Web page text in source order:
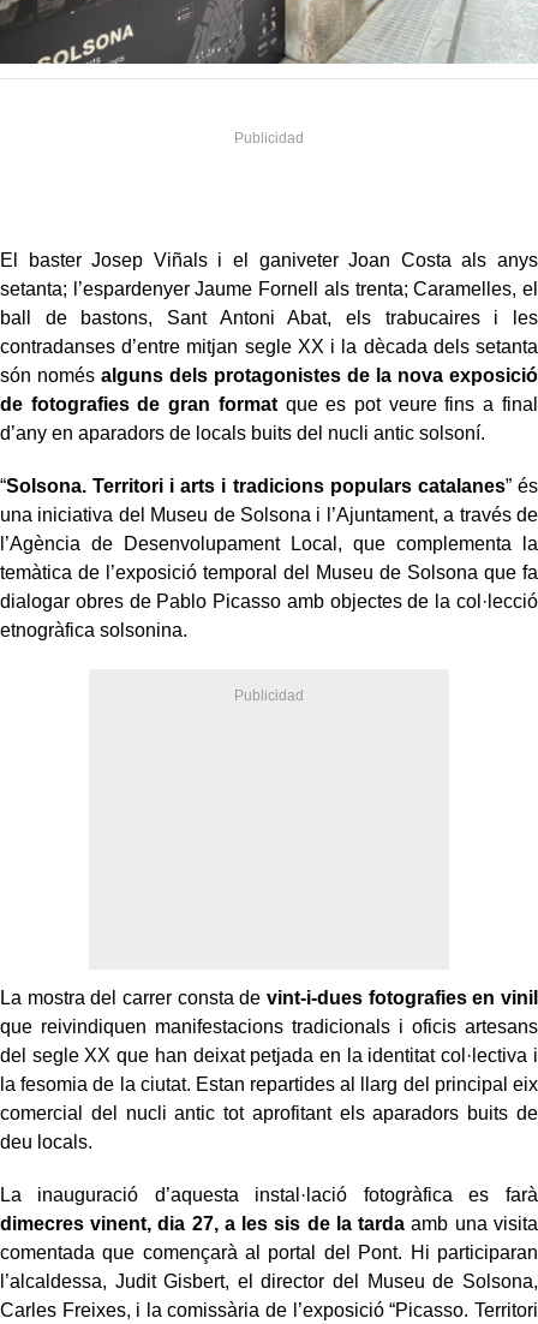
El baster Josep Viñals i el ganiveter Joan Costa als anys
setanta; l’espardenyer Jaume Fornell als trenta; Caramelles, el
ball de bastons, Sant Antoni Abat, els trabucaires i les
contradanses d’entre mitjan segle XX i la dècada dels setanta
són només alguns dels protagonistes de la nova exposició
de fotografies de gran formatque es pot veure fins a final
d’any en aparadors de locals buits del nucli antic solsoní.
“Solsona. Territori i arts i tradicions populars catalanes” és
una iniciativa del Museu de Solsona i l’Ajuntament, a través de
l’Agència de Desenvolupament Local, que complementa la
temàtica de l’exposició temporal del Museu de Solsona que fa
dialogar obres de Pablo Picasso amb objectes de la col·lecció
etnogràfica solsonina.
La mostra del carrer consta de vint-i-dues fotografies en vinil
que reivindiquen manifestacions tradicionals i oficis artesans
del segle XX que han deixat petjada en la identitat col·lectiva i
la fesomia de la ciutat. Estan repartides al llarg del principal eix
comercial del nucli antic tot aprofitant els aparadors buits de
deu locals.
La inauguració d’aquesta instal·lació fotogràfica es farà
dimecres vinent, dia 27, a les sis de la tarda amb una visita
comentada que començarà al portal del Pont. Hi participaran
l’alcaldessa, Judit Gisbert, el director del Museu de Solsona,
Carles Freixes, i la comissària de l’exposició “Picasso. Territori